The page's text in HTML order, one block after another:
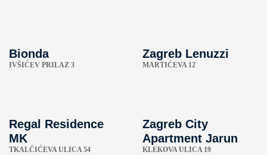
Bionda
IVŠIĆEV PRILAZ 3
Zagreb Lenuzzi
MARTIĆEVA 12
Regal Residence
MK
TKALČIĆEVA ULICA 54
Zagreb City
Apartment Jarun
KLEKOVA ULICA 19